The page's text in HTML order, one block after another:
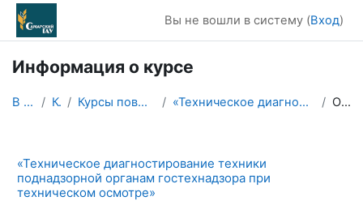
Перейти к основному содержанию
Вы не вошли в систему (Вход)
Информация о курсе
В начало Курсы Курсы повышения квалификации «Техническое диагностирование техники поднадзорной... Описание
«Техническое диагностирование техники
поднадзорной органам гостехнадзора при
техническом осмотре»